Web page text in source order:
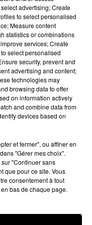
8h32 par Diane
dans la
décision le 20
girondin,
serait
des magasins
Il aurait
rendre sa
advertising; Create
to select personalised
Measure content
statistics or combinations
services; Create
select personalised
security, prevent and
advertising and content;
technologies may
browsing data to offer
on information actively
and combine data from
devices based on
et fermer", ou affiner en
"Gérer mes choix".
"Continuer sans
que pour ce site. Vous
consentement à tout
bas de chaque page.